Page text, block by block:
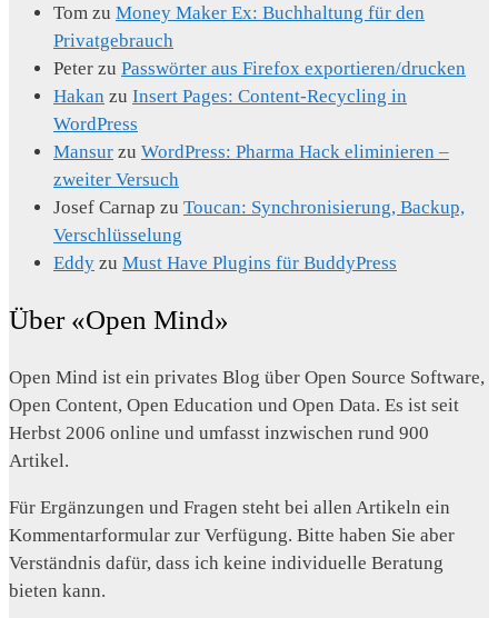
Tom zu Money Maker Ex: Buchhaltung für den
Privatgebrauch
Peter zu Passwörter aus Firefox exportieren/drucken
Hakan zu Insert Pages: Content-Recycling in
WordPress
Mansur zu WordPress: Pharma Hack eliminieren –
zweiter Versuch
Josef Carnap zu Toucan: Synchronisierung, Backup,
Verschlüsselung
Eddy zu Must Have Plugins für BuddyPress
Über «Open Mind»
Open Mind ist ein privates Blog über Open Source Software,
Open Content, Open Education und Open Data. Es ist seit
Herbst 2006 online und umfasst inzwischen rund 900
Artikel.
Für Ergänzungen und Fragen steht bei allen Artikeln ein
Kommentarformular zur Verfügung. Bitte haben Sie aber
Verständnis dafür, dass ich keine individuelle Beratung
bieten kann.